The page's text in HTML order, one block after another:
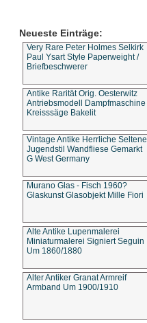
Neueste Einträge:
Very Rare Peter Holmes Selkirk
Paul Ysart Style Paperweight /
Briefbeschwerer
Antike Rarität Orig. Oesterwitz
Antriebsmodell Dampfmaschine
Kreisssäge Bakelit
Vintage Antike Herrliche Seltene
Jugendstil Wandfliese Gemarkt
G West Germany
Murano Glas - Fisch 1960?
Glaskunst Glasobjekt Mille Fiori
Alte Antike Lupenmalerei
Miniaturmalerei Signiert Seguin
Um 1860/1880
Alter Antiker Granat Armreif
Armband Um 1900/1910